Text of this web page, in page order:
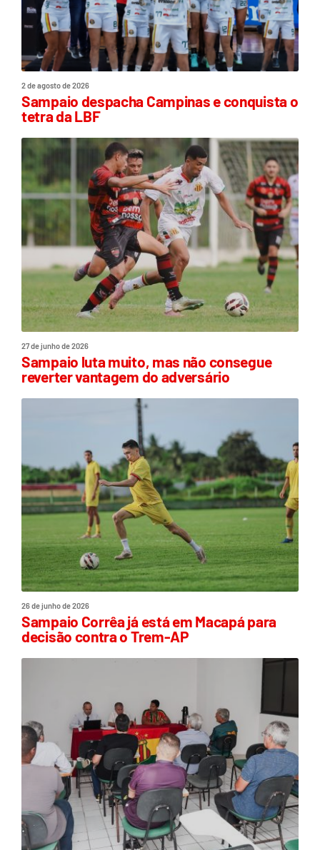
2 de agosto de 2026
Sampaio despacha Campinas e conquista o
tetra da LBF
27 de junho de 2026
Sampaio luta muito, mas não consegue
reverter vantagem do adversário
26 de junho de 2026
Sampaio Corrêa já está em Macapá para
decisão contra o Trem-AP